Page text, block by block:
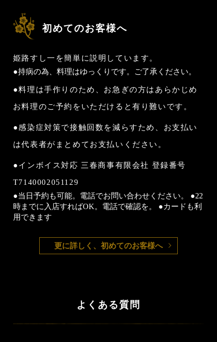
初めてのお客様へ
姫路すし一を簡単に説明しています。
●持病の為、料理はゆっくりです。ご了承ください。
●料理は手作りのため、お急ぎの方はあらかじめ
お料理のご予約をいただけると有り難いです。
●感染症対策で接触回数を減らすため、お支払い
は代表者がまとめてお支払いください。
●インボイス対応 三春商事有限会社 登録番号
T7140002051129
●当日予約も可能。電話でお問い合わせください。 ●22
時までに入店すればOK。電話で確認を。 ●カードも利
用できます
更に詳しく、初めてのお客様へ
よくある質問